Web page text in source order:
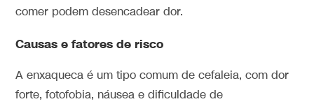
comer podem desencadear dor.
Causas e fatores de risco
A enxaqueca é um tipo comum de cefaleia, com dor
forte, fotofobia, náusea e dificuldade de